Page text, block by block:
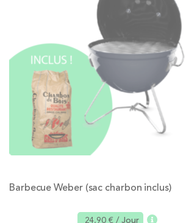
Barbecue Weber (sac charbon inclus)
24,90 €